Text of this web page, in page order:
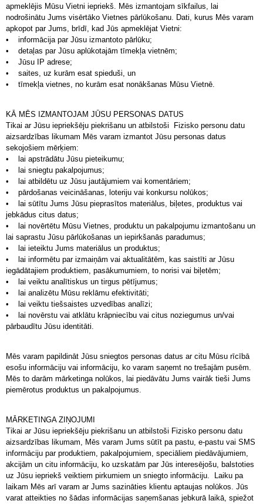
apmeklējis Mūsu Vietni iepriekš. Mēs izmantojam sīkfailus, lai
nodrošinātu Jums visērtāko Vietnes pārlūkošanu. Dati, kurus Mēs varam
apkopot par Jums, brīdī, kad Jūs apmeklējat Vietni:
• informācija par Jūsu izmantoto pārlūku;
• detaļas par Jūsu aplūkotajām tīmekļa vietnēm;
• Jūsu IP adrese;
• saites, uz kurām esat spieduši, un
• tīmekļa vietnes, no kurām esat nonākšanas Mūsu Vietnē.
KĀ MĒS IZMANTOJAM JŪSU PERSONAS DATUS
Tikai ar Jūsu iepriekšēju piekrišanu un atbilstoši Fizisko personu datu
aizsardzības likumam Mēs varam izmantot Jūsu personas datus
sekojošiem mērķiem:
• lai apstrādātu Jūsu pieteikumu;
• lai sniegtu pakalpojumus;
• lai atbildētu uz Jūsu jautājumiem vai komentāriem;
• pārdošanas veicināšanas, loteriju vai konkursu nolūkos;
•
lai sūtītu Jums Jūsu pieprasītos materiālus, biļetes, produktus vai
jebkādus citus datus;
• lai novērtētu Mūsu Vietnes, produktu un pakalpojumu izmantošanu un
lai saprastu Jūsu pārlūkošanas un iepirkšanās paradumus;
• lai ieteiktu Jums materiālus un produktus;
• lai informētu par izmaiņām vai aktualitātēm, kas saistīti ar Jūsu
iegādātajiem produktiem, pasākumumiem, to norisi vai biļetēm;
• lai veiktu analītiskus un tirgus pētījumus;
• lai analizētu Mūsu reklāmu efektivitāti;
• lai veiktu tiešsaistes uzvedības analīzi;
• lai novērstu vai atklātu krāpniecību vai citus noziegumus un/vai
pārbaudītu Jūsu identitāti.
Mēs varam papildināt Jūsu sniegtos personas datus ar citu Mūsu rīcībā
esošu informāciju vai informāciju, ko varam saņemt no trešajām pusēm.
Mēs to darām mārketinga nolūkos, lai piedāvātu Jums vairāk tieši Jums
piemērotus produktus un pakalpojumus.
MĀRKETINGA ZIŅOJUMI
Tikai ar Jūsu iepriekšēju piekrišanu un atbilstoši Fizisko personu datu
aizsardzības likumam, Mēs varam Jums sūtīt pa pastu, e-pastu vai SMS
informāciju par produktiem, pakalpojumiem, speciāliem piedāvājumiem,
akcijām un citu informāciju, ko uzskatām par Jūs interesējošu, balstoties
uz Jūsu iepriekš veiktiem pirkumiem un sniegto informāciju. Laiku pa
laikam Mēs arī varam ar Jums sazināties klientu aptaujas nolūkos. Jūs
varat atteikties no šādas informācijas saņemšanas jebkurā laikā, spiežot